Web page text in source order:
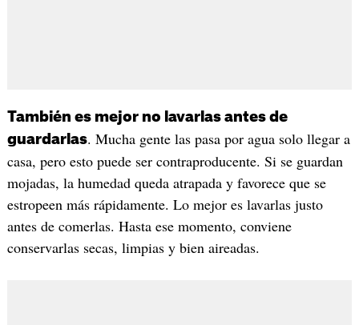
También es mejor no lavarlas antes de
guardarlas. Mucha gente las pasa por agua solo llegar a
casa, pero esto puede ser contraproducente. Si se guardan
mojadas, la humedad queda atrapada y favorece que se
estropeen más rápidamente. Lo mejor es lavarlas justo
antes de comerlas. Hasta ese momento, conviene
conservarlas secas, limpias y bien aireadas.